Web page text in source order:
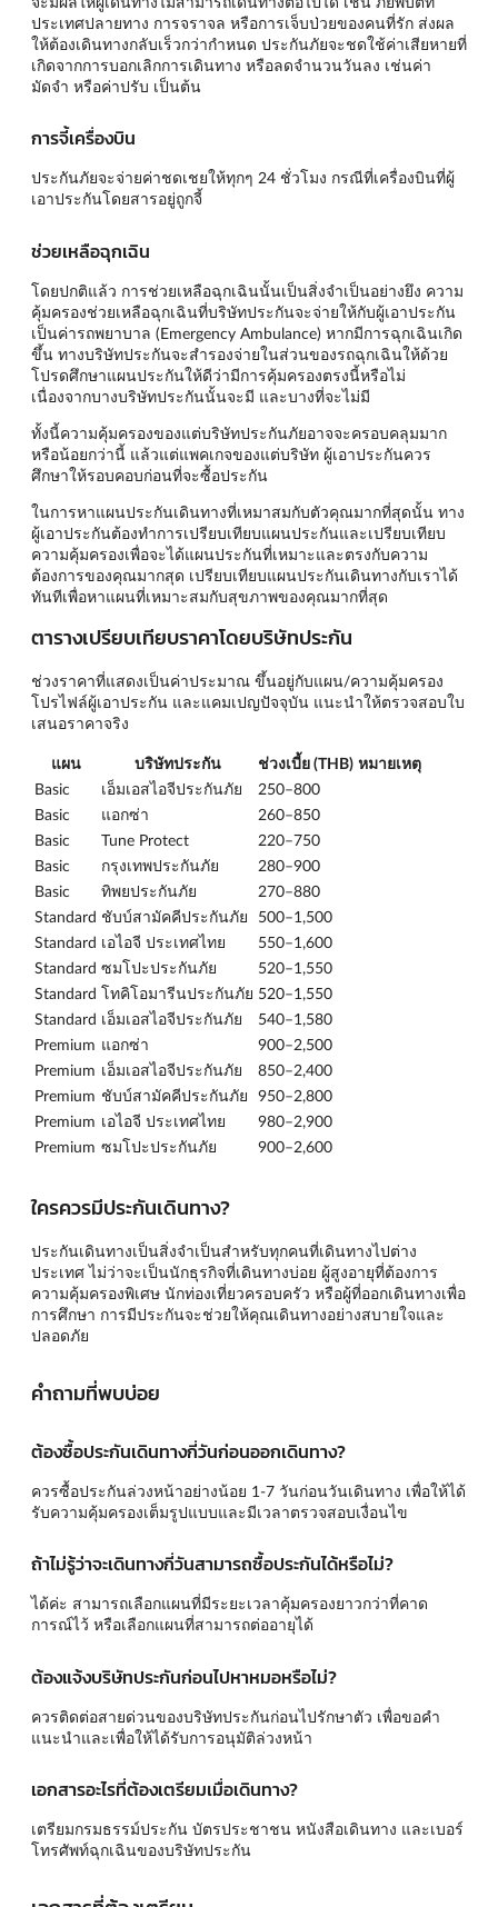
ประเทศปลายทาง การจราจล หรือการเจ็บป่วยของคนที่รัก ส่งผล
ให้ต้องเดินทางกลับเร็วกว่ากำหนด ประกันภัยจะชดใช้ค่าเสียหายที่
เกิดจากการบอกเลิกการเดินทาง หรือลดจำนวนวันลง เช่นค่า
มัดจำ หรือค่าปรับ เป็นต้น
การจี้เครื่องบิน
ประกันภัยจะจ่ายค่าชดเชยให้ทุกๆ 24 ชั่วโมง กรณีที่เครื่องบินที่ผู้
เอาประกันโดยสารอยู่ถูกจี้
ช่วยเหลือฉุกเฉิน
โดยปกติแล้ว การช่วยเหลือฉุกเฉินนั้นเป็นสิ่งจำเป็นอย่างยึง ความ
คุ้มครองช่วยเหลือฉุกเฉินที่บริษัทประกันจะจ่ายให้กับผู้เอาประกัน
เป็นค่ารถพยาบาล (Emergency Ambulance) หากมีการฉุกเฉินเกิด
ขึ้น ทางบริษัทประกันจะสำรองจ่ายในส่วนของรถฉุกเฉินให้ด้วย
โปรดศึกษาแผนประกันให้ดีว่ามีการคุ้มครองตรงนี้หรือไม่
เนื่องจากบางบริษัทประกันนั้นจะมี และบางที่จะไม่มี
ทั้งนี้ความคุ้มครองของแต่บริษัทประกันภัยอาจจะครอบคลุมมาก
หรือน้อยกว่านี้ แล้วแต่แพคเกจของแต่บริษัท ผู้เอาประกันควร
ศึกษาให้รอบคอบก่อนที่จะซื้อประกัน
ในการหาแผนประกันเดินทางที่เหมาสมกับตัวคุณมากที่สุดนั้น ทาง
ผู้เอาประกันต้องทำการเปรียบเทียบแผนประกันและเปรียบเทียบ
ความคุ้มครองเพื่อจะได้แผนประกันที่เหมาะและตรงกับความ
ต้องการของคุณมากสุด เปรียบเทียบแผนประกันเดินทางกับเราได้
ทันทีเพื่อหาแผนที่เหมาะสมกับสุขภาพของคุณมากที่สุด
ตารางเปรียบเทียบราคาโดยบริษัทประกัน
ช่วงราคาที่แสดงเป็นค่าประมาณ ขึ้นอยู่กับแผน/ความคุ้มครอง
โปรไฟล์ผู้เอาประกัน และแคมเปญปัจจุบัน แนะนำให้ตรวจสอบใบ
เสนอราคาจริง
แผน บริษัทประกัน ช่วงเบี้ย (THB) หมายเหตุ
Basic
เอ็มเอสไอจีประกันภัย
250–800
Basic
แอกซ่า
260–850
Basic
Tune Protect
220–750
Basic
กรุงเทพประกันภัย
280–900
Basic
ทิพยประกันภัย
270–880
Standard ชับบ์สามัคคีประกันภัย
500–1,500
Standard เอไอจี ประเทศไทย
550–1,600
Standard ซมโปะประกันภัย
520–1,550
Standard โทคิโอมารีนประกันภัย 520–1,550
Standard เอ็มเอสไอจีประกันภัย
540–1,580
Premium แอกซ่า
900–2,500
Premium เอ็มเอสไอจีประกันภัย
850–2,400
Premium ชับบ์สามัคคีประกันภัย 950–2,800
Premium เอไอจี ประเทศไทย
980–2,900
Premium ซมโปะประกันภัย 900–2,600
ใครควรมีประกันเดินทาง?
ประกันเดินทางเป็นสิ่งจำเป็นสำหรับทุกคนที่เดินทางไปต่าง
ประเทศ ไม่ว่าจะเป็นนักธุรกิจที่เดินทางบ่อย ผู้สูงอายุที่ต้องการ
ความคุ้มครองพิเศษ นักท่องเที่ยวครอบครัว หรือผู้ที่ออกเดินทางเพื่อ
การศึกษา การมีประกันจะช่วยให้คุณเดินทางอย่างสบายใจและ
ปลอดภัย
คำถามที่พบบ่อย
ต้องซื้อประกันเดินทางกี่วันก่อนออกเดินทาง?
ควรซื้อประกันล่วงหน้าอย่างน้อย 1-7 วันก่อนวันเดินทาง เพื่อให้ได้
รับความคุ้มครองเต็มรูปแบบและมีเวลาตรวจสอบเงื่อนไข
ถ้าไม่รู้ว่าจะเดินทางกี่วันสามารถซื้อประกันได้หรือไม่?
ได้ค่ะ สามารถเลือกแผนที่มีระยะเวลาคุ้มครองยาวกว่าที่คาด
การณ์ไว้ หรือเลือกแผนที่สามารถต่ออายุได้
ต้องแจ้งบริษัทประกันก่อนไปหาหมอหรือไม่?
ควรติดต่อสายด่วนของบริษัทประกันก่อนไปรักษาตัว เพื่อขอคำ
แนะนำและเพื่อให้ได้รับการอนุมัติล่วงหน้า
เอกสารอะไรที่ต้องเตรียมเมื่อเดินทาง?
เตรียมกรมธรรม์ประกัน บัตรประชาชน หนังสือเดินทาง และเบอร์
โทรศัพท์ฉุกเฉินของบริษัทประกัน